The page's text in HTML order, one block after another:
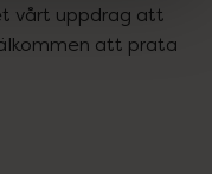
vårt uppdrag att
att prata